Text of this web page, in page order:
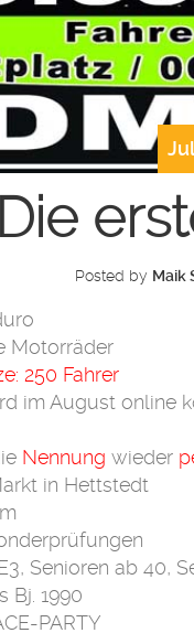
Die
Posted by Maik
Motorräder
250 Fahrer
im August online
Nennung wieder
in Hettstedt
Senioren ab 40,
Bj. 1990
PARTY